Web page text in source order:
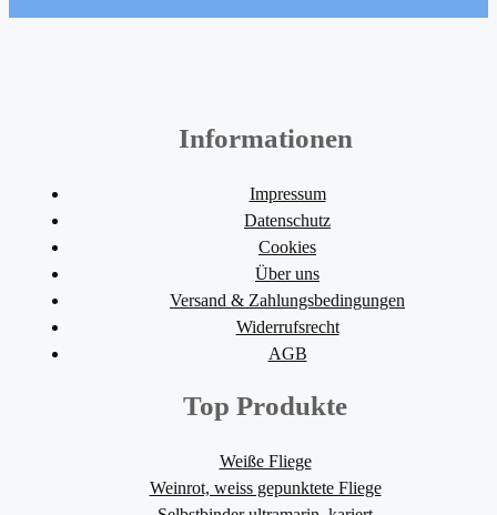
Informationen
Impressum
Datenschutz
Cookies
Über uns
Versand & Zahlungsbedingungen
Widerrufsrecht
AGB
Top Produkte
Weiße Fliege
Weinrot, weiss gepunktete Fliege